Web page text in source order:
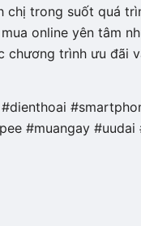
chị trong suốt quá
online yên tâm
chương trình ưu đãi
#muangay #uudai